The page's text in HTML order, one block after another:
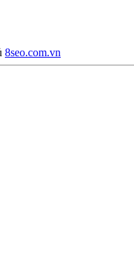
8seo.com.vn